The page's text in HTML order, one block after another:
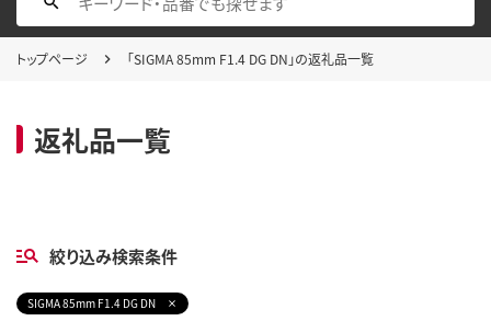
トップページ 「SIGMA 85mm F1.4 DG DN」の返礼品一覧
返礼品一覧
絞り込み検索条件
SIGMA 85mm F1.4 DG DN